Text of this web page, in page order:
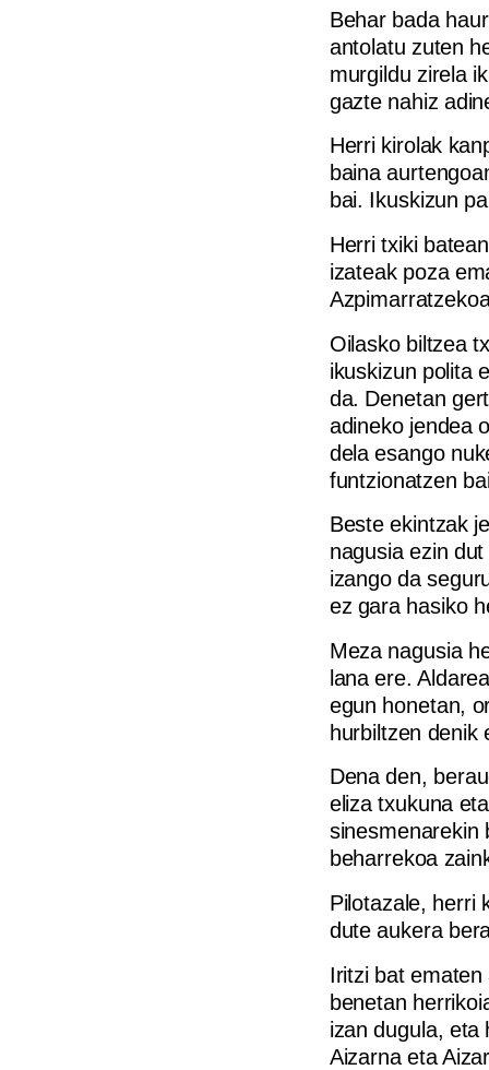
Behar bada
antolatu zuten
murgildu zirela
gazte nahiz
Herri kirolak
baina
bai. Ikuskizun
Herri txiki
izateak poza
Oilasko biltzea
ikuskizun polita
da. Denetan
adineko jendea
dela esango
funtzionatzen
Beste ekintzak
nagusia ezin
izango da
ez gara hasiko
Meza nagusia
lana ere.
egun honetan,
hurbiltzen denik
Dena den,
eliza txukuna
sinesmenarekin
beharrekoa
Pilotazale, herri
dute aukera
Iritzi bat
benetan
izan dugula, eta
Aizarna eta